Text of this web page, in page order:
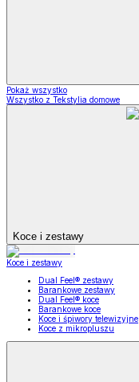
Pokaż wszystko
Wszystko z Tekstylia domowe
Koce i zestawy
Koce i zestawy
Dual Feel® zestawy
Barankowe zestawy
Dual Feel® koce
Barankowe koce
Koce i śpiwory telewizyjne
Koce z mikropluszu